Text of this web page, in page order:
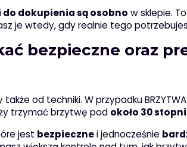
dokupienia są osobno w sklepie.
je wtedy, gdy realnie tego
bezpieczne oraz
od techniki. W przypadku BRZYTWA
trzymać brzytwę pod około 30 stopni.
jest bezpiecznei jednocześnie